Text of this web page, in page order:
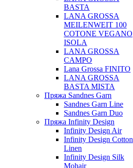
BASTA
LANA GROSSA
MEILENWEIT 100
COTONE VEGANO
ISOLA
LANA GROSSA
CAMPO
Lana Grossa FINITO
LANA GROSSA
BASTA MISTA
Пряжа Sandnes Garn
Sandnes Garn Line
Sandnes Garn Duo
Пряжа Infinity Design
Infinity Design Air
Infinity Design Cotton
Linen
Infinity Design Silk
Mohair